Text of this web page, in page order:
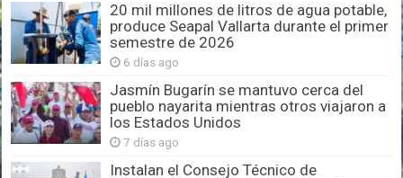
20 mil millones de litros de agua potable,
produce Seapal Vallarta durante el primer
semestre de 2026
6 días ago
Jasmín Bugarín se mantuvo cerca del
pueblo nayarita mientras otros viajaron a
los Estados Unidos
7 días ago
Instalan el Consejo Técnico de